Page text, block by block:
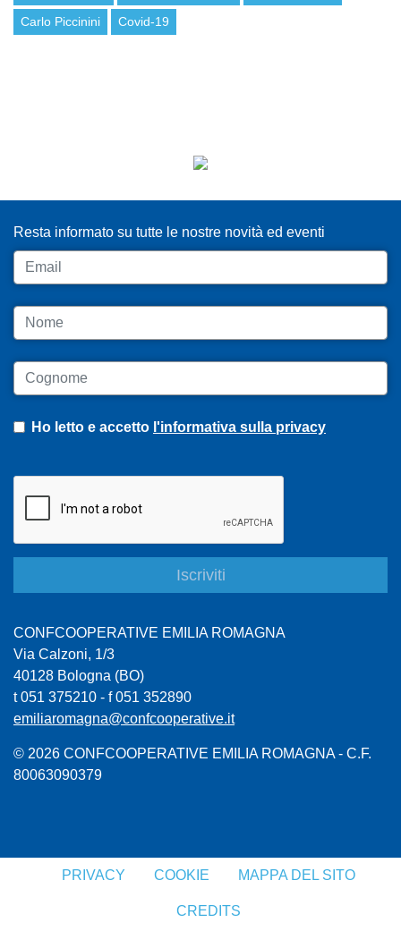
Carlo Piccinini Covid-19
Resta informato su tutte le nostre novità ed eventi
Email
Nome
Cognome
Ho letto e accetto l'informativa sulla privacy
CONFCOOPERATIVE EMILIA ROMAGNA
Via Calzoni, 1/3
40128 Bologna (BO)
t 051 375210 - f 051 352890
emiliaromagna@confcooperative.it
© 2026 CONFCOOPERATIVE EMILIA ROMAGNA - C.F.
80063090379
PRIVACY COOKIE MAPPA DEL SITO
CREDITS